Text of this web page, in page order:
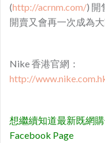
(http://acrnm.com/) 開
開賣又會再一次成為
Nike 香港官網：
http://
想繼續知道最新既網
Facebook Page